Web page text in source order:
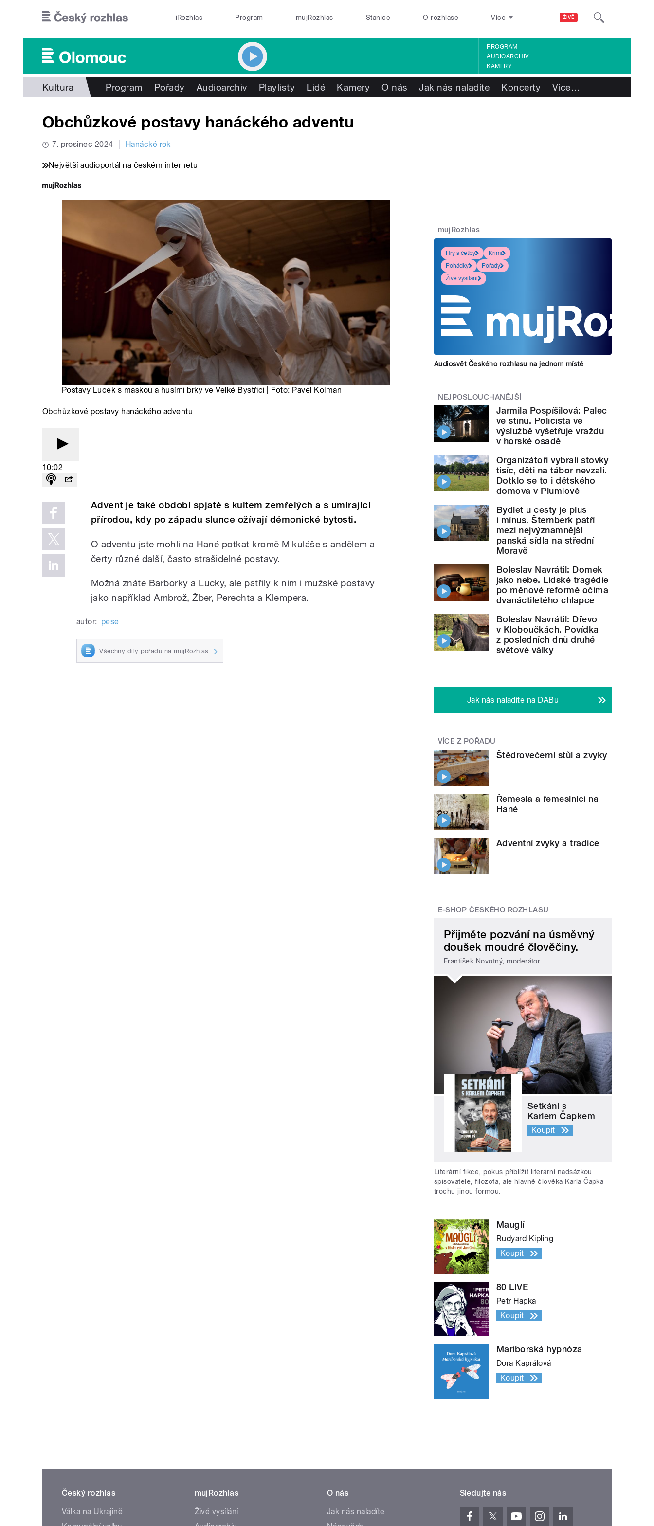
ŽIVĚ
iRozhlas Program mujRozhlas Stanice O rozhlase Více
PROGRAM
AUDIOARCHIV
KAMERY
Kultura Program Pořady Audioarchiv Playlisty Lidé Kamery O nás Jak nás naladíte Koncerty Více…
Obchůzkové postavy hanáckého adventu
7. prosinec 2024 Hanácké rok
Největší audioportál na českém internetu
Postavy Lucek s maskou a husími brky ve Velké Bystřici | Foto: Pavel Kolman
Obchůzkové postavy hanáckého adventu
10:02
Advent je také období spjaté s kultem zemřelých a s umírající
přírodou, kdy po západu slunce ožívají démonické bytosti.
O adventu jste mohli na Hané potkat kromě Mikuláše s andělem a
čerty různé další, často strašidelné postavy.
Možná znáte Barborky a Lucky, ale patřily k nim i mužské postavy
jako například Ambrož, Žber, Perechta a Klempera.
autor: pese
Všechny díly pořadu na mujRozhlas
mujRozhlas
Hry a četby
Krimi
Pohádky
Pořady
Živé vysílání
Audiosvět Českého rozhlasu na jednom místě
NEJPOSLOUCHANĚJŠÍ
Jarmila Pospíšilová: Palec
ve stínu. Policista ve
výslužbě vyšetřuje vraždu
v horské osadě
Organizátoři vybrali stovky
tisíc, děti na tábor nevzali.
Dotklo se to i dětského
domova v Plumlově
Bydlet u cesty je plus
i mínus. Šternberk patří
mezi nejvýznamnější
panská sídla na střední
Moravě
Boleslav Navrátil: Domek
jako nebe. Lidské tragédie
po měnové reformě očima
dvanáctiletého chlapce
Boleslav Navrátil: Dřevo
v Kloboučkách. Povídka
z posledních dnů druhé
světové války
Jak nás naladíte na DABu
VÍCE Z POŘADU
Štědrovečerní stůl a zvyky
Řemesla a řemeslníci na
Hané
Adventní zvyky a tradice
E-SHOP ČESKÉHO ROZHLASU
Přijměte pozvání na úsměvný
doušek moudré člověčiny.
František Novotný, moderátor
Setkání s
Karlem Čapkem
Koupit
Literární fikce, pokus přiblížit literární nadsázkou
spisovatele, filozofa, ale hlavně člověka Karla Čapka
trochu jinou formou.
Mauglí
Rudyard Kipling
Koupit
80 LIVE
Petr Hapka
Koupit
Mariborská hypnóza
Dora Kaprálová
Koupit
Český rozhlas
Válka na Ukrajině
mujRozhlas
Živé vysílání
O nás
Jak nás naladíte
Sledujte nás